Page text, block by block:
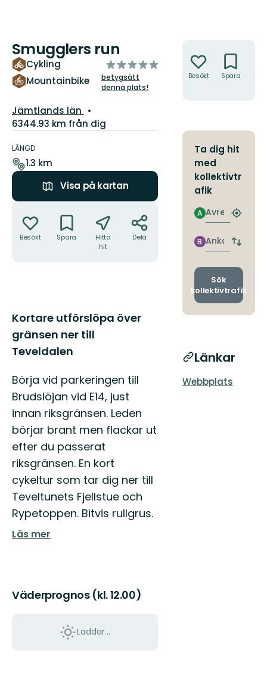
Smugglers run
Cykling
Mountainbike
av
5
stjärnor
betygsätt
denna plats!
Län:
Jämtlands län
6344.93 km från dig
om
leden
LÄNGD
1.3 km
Visa på kartan
Besökt Spara
Hitta
hit
Dela
Beskrivning
Kortare utförslöpa över
gränsen ner till
Teveldalen
Börja vid parkeringen till
Brudslöjan vid E14, just
innan riksgränsen. Leden
börjar brant men flackar ut
efter du passerat
riksgränsen. En kort
cykeltur som tar dig ner till
Teveltunets Fjellstue och
Rypetoppen. Bitvis rullgrus.
Läs mer
Väderprognos (kl. 12.00)
Laddar...
Besökt Spara
Ta dig hit
med
kollektivtr
afik
Avresa
A
Hitta
Ankomst
B
Byt
och
Sök
kollektivtrafik
Länkar
Webbplats